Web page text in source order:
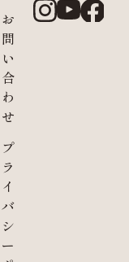
お
問
い
合
わ
せ
プ
ラ
イ
バ
シ
ー